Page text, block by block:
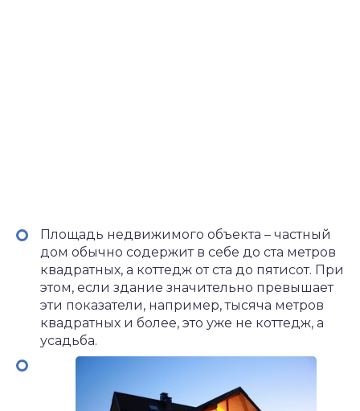
Площадь недвижимого объекта – частный
дом обычно содержит в себе до ста метров
квадратных, а коттедж от ста до пятисот. При
этом, если здание значительно превышает
эти показатели, например, тысяча метров
квадратных и более, это уже не коттедж, а
усадьба.